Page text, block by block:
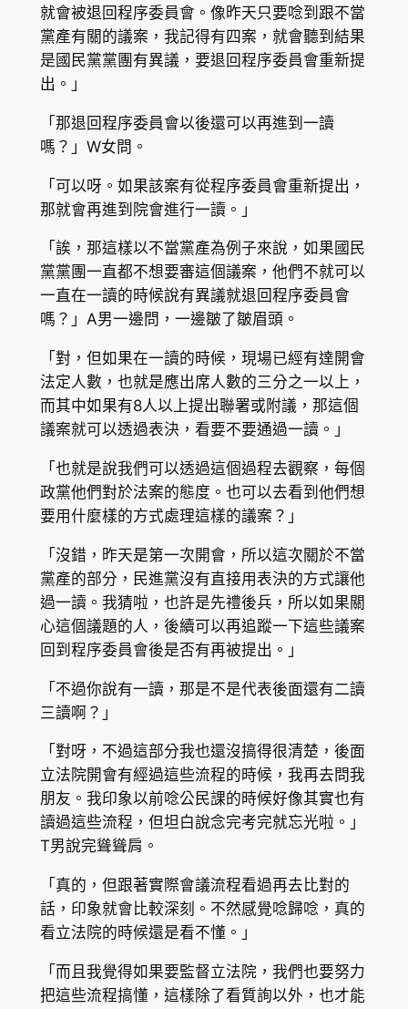
就會被退回程序委員會。像昨天只要唸到跟不當
黨產有關的議案，我記得有四案，就會聽到結果
是國民黨黨團有異議，要退回程序委員會重新提
出。」
「那退回程序委員會以後還可以再進到一讀
嗎？」W女問。
「可以呀。如果該案有從程序委員會重新提出，
那就會再進到院會進行一讀。」
「誒，那這樣以不當黨產為例子來說，如果國民
黨黨團一直都不想要審這個議案，他們不就可以
一直在一讀的時候說有異議就退回程序委員會
嗎？」A男一邊問，一邊皺了皺眉頭。
「對，但如果在一讀的時候，現場已經有達開會
法定人數，也就是應出席人數的三分之一以上，
而其中如果有8人以上提出聯署或附議，那這個
議案就可以透過表決，看要不要通過一讀。」
「也就是說我們可以透過這個過程去觀察，每個
政黨他們對於法案的態度。也可以去看到他們想
要用什麼樣的方式處理這樣的議案？」
「沒錯，昨天是第一次開會，所以這次關於不當
黨產的部分，民進黨沒有直接用表決的方式讓他
過一讀。我猜啦，也許是先禮後兵，所以如果關
心這個議題的人，後續可以再追蹤一下這些議案
回到程序委員會後是否有再被提出。」
「不過你說有一讀，那是不是代表後面還有二讀
三讀啊？」
「對呀，不過這部分我也還沒搞得很清楚，後面
立法院開會有經過這些流程的時候，我再去問我
朋友。我印象以前唸公民課的時候好像其實也有
讀過這些流程，但坦白說念完考完就忘光啦。」
T男說完聳聳肩。
「真的，但跟著實際會議流程看過再去比對的
話，印象就會比較深刻。不然感覺唸歸唸，真的
看立法院的時候還是看不懂。」
「而且我覺得如果要監督立法院，我們也要努力
把這些流程搞懂，這樣除了看質詢以外，也才能